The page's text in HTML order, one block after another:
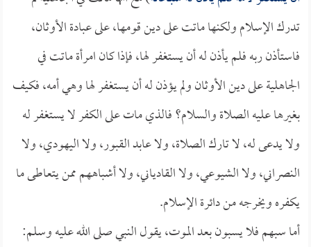
تدرك الإسلام ولكنها ماتت على دين قومها، على عبادة الأوثان،
فاستأذن ربه فلم يأذن له أن يستغفر لها، فإذا كان امرأة ماتت في
الجاهلية على دين الأوثان ولم يؤذن له أن يستغفر لها وهي أمه، فكيف
بغيرها عليه الصلاة والسلام؟ فالذي مات على الكفر لا يستغفر له
ولا يدعى له، لا تارك الصلاة، ولا عابد القبور، ولا اليهودي، ولا
النصراني، ولا الشيوعي، ولا القادياني، ولا أشباههم ممن يتعاطى ما
يكفره ويخرجه من دائرة الإسلام.
أما سبهم فلا يسبون بعد الموت، يقول النبي صلى الله عليه وسلم: